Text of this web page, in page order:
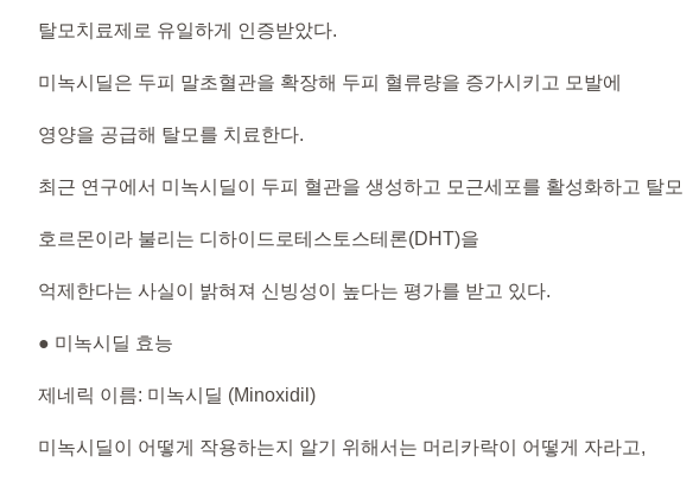
탈모치료제로 유일하게 인증받았다.
미녹시딜은 두피 말초혈관을 확장해 두피 혈류량을 증가시키고 모발에
영양을 공급해 탈모를 치료한다.
최근 연구에서 미녹시딜이 두피 혈관을 생성하고 모근세포를 활성화하고 탈모
호르몬이라 불리는 디하이드로테스토스테론(DHT)을
억제한다는 사실이 밝혀져 신빙성이 높다는 평가를 받고 있다.
● 미녹시딜 효능
제네릭 이름: 미녹시딜 (Minoxidil)
미녹시딜이 어떻게 작용하는지 알기 위해서는 머리카락이 어떻게 자라고,